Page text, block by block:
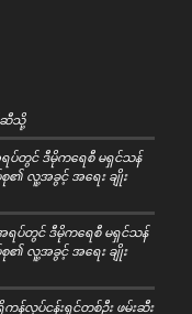
ဆီသို့
ရပ်တွင် ဒီမိုကရေစီ မရှင်သန်
၏ လူ့အခွင့် အရေး ချိုး
အရပ်တွင် ဒီမိုကရေစီ မရှင်သန်
၏ လူ့အခွင့် အရေး ချိုး
န်လုပ်ငန်းရှင်တစ်ဦး ဖမ်းဆီး